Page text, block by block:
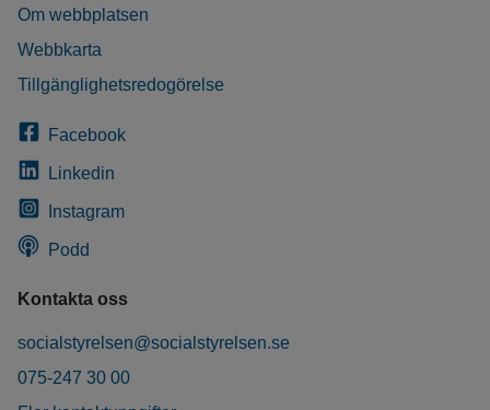
Om webbplatsen
Webbkarta
Tillgänglighetsredogörelse
Facebook
Linkedin
Instagram
Podd
Kontakta oss
socialstyrelsen@socialstyrelsen.se
075-247 30 00